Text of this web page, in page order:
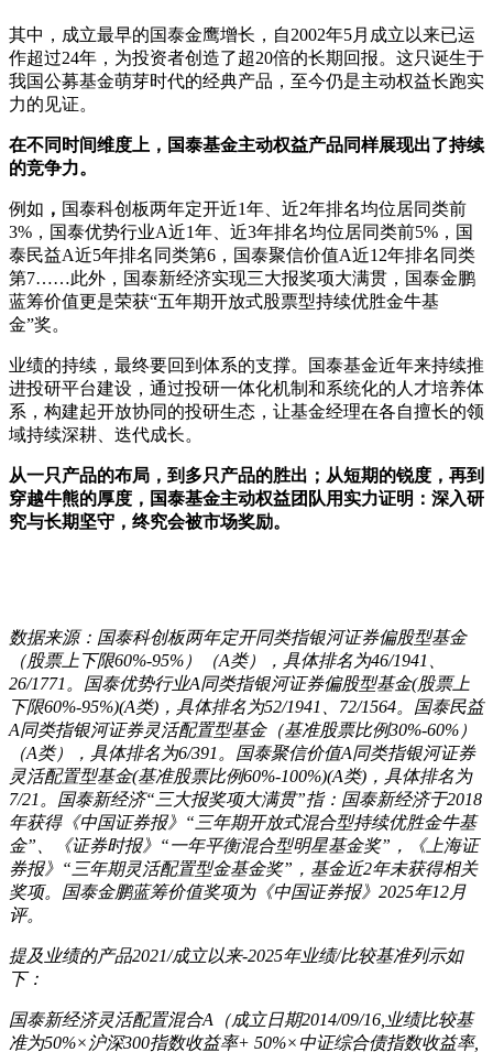
其中，成立最早的国泰金鹰增长，自2002年5月成立以来已运
作超过24年，为投资者创造了超20倍的长期回报。这只诞生于
我国公募基金萌芽时代的经典产品，至今仍是主动权益长跑实
力的见证。
在不同时间维度上，国泰基金主动权益产品同样展现出了持续
的竞争力。
例如 ， 国泰科创板两年定开近1年、近2年排名均位居同类前
3%，国泰优势行业A近1年、近3年排名均位居同类前5%，国
泰民益A近5年排名同类第6，国泰聚信价值A近12年排名同类
第7……此外，国泰新经济实现三大报奖项大满贯，国泰金鹏
蓝筹价值更是荣获“五年期开放式股票型持续优胜金牛基
金”奖。
业绩的持续，最终要回到体系的支撑。国泰基金近年来持续推
进投研平台建设，通过投研一体化机制和系统化的人才培养体
系，构建起开放协同的投研生态，让基金经理在各自擅长的领
域持续深耕、迭代成长。
从一只产品的布局，到多只产品的胜出；从短期的锐度，再到
穿越牛熊的厚度，国泰基金主动权益团队用实力证明：深入研
究与长期坚守，终究会被市场奖励。
数据来源：国泰科创板两年定开同类指银河证券偏股型基金
（股票上下限60%-95%）（A类），具体排名为46/1941、
26/1771。国泰优势行业A同类指银河证券偏股型基金(股票上
下限60%-95%)(A类)，具体排名为52/1941、72/1564。国泰民益
A同类指银河证券灵活配置型基金（基准股票比例30%-60%）
（A类），具体排名为6/391。国泰聚信价值A同类指银河证券
灵活配置型基金(基准股票比例60%-100%)(A类)，具体排名为
7/21。国泰新经济“三大报奖项大满贯”指：国泰新经济于2018
年获得《中国证券报》“三年期开放式混合型持续优胜金牛基
金”、《证券时报》“一年平衡混合型明星基金奖”，《上海证
券报》“三年期灵活配置型金基金奖”，基金近2年未获得相关
奖项。国泰金鹏蓝筹价值奖项为《中国证券报》2025年12月
评。
提及业绩的产品2021/成立以来-2025年业绩/比较基准列示如
下：
国泰新经济灵活配置混合A（成立日期2014/09/16,业绩比较基
准为50%×沪深300指数收益率+ 50%×中证综合债指数收益率,